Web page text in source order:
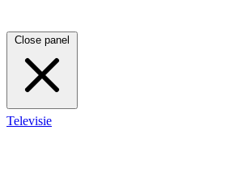
Close panel
Televisie